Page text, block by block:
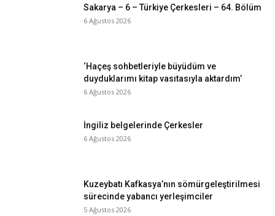
Sakarya – 6 – Türkiye Çerkesleri – 64. Bölüm
6 Ağustos 2026
‘Haçeş sohbetleriyle büyüdüm ve
duyduklarımı kitap vasıtasıyla aktardım’
6 Ağustos 2026
İngiliz belgelerinde Çerkesler
6 Ağustos 2026
Kuzeybatı Kafkasya’nın sömürgeleştirilmesi
sürecinde yabancı yerleşimciler
5 Ağustos 2026